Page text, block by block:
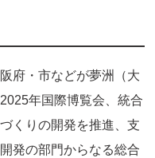
府・市などが夢洲（大
年国際博覧会、統合
くりの開発を推進、支
発の部門からなる総合